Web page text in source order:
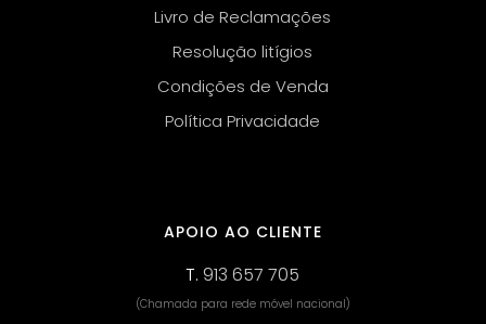
Livro de Reclamações
Resolução litígios
Condições de Venda
Política Privacidade
APOIO AO CLIENTE
T.913 657 705
(Chamada para rede móvel nacional)